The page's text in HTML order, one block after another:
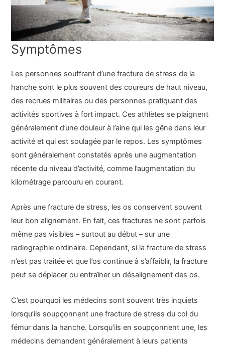
Symptômes
Les personnes souffrant d’une fracture de stress de la
hanche sont le plus souvent des coureurs de haut niveau,
des recrues militaires ou des personnes pratiquant des
activités sportives à fort impact. Ces athlètes se plaignent
généralement d’une douleur à l’aine qui les gêne dans leur
activité et qui est soulagée par le repos. Les symptômes
sont généralement constatés après une augmentation
récente du niveau d’activité, comme l’augmentation du
kilométrage parcouru en courant.
Après une fracture de stress, les os conservent souvent
leur bon alignement. En fait, ces fractures ne sont parfois
même pas visibles – surtout au début – sur une
radiographie ordinaire. Cependant, si la fracture de stress
n’est pas traitée et que l’os continue à s’affaiblir, la fracture
peut se déplacer ou entraîner un désalignement des os.
C’est pourquoi les médecins sont souvent très inquiets
lorsqu’ils soupçonnent une fracture de stress du col du
fémur dans la hanche. Lorsqu’ils en soupçonnent une, les
médecins demandent généralement à leurs patients